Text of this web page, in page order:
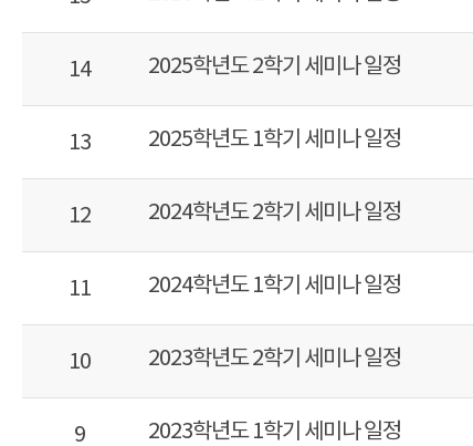
14 2025학년도 2학기 세미나 일정
13 2025학년도 1학기 세미나 일정
12 2024학년도 2학기 세미나 일정
11 2024학년도 1학기 세미나 일정
10 2023학년도 2학기 세미나 일정
9 2023학년도 1학기 세미나 일정